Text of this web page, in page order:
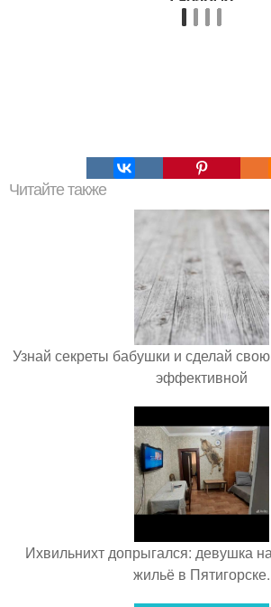
Читайте также
Узнай секреты бабушки и сделай
эффективной
Ихвильнихт допрыгался: девушка
жильё в Пятигорске.